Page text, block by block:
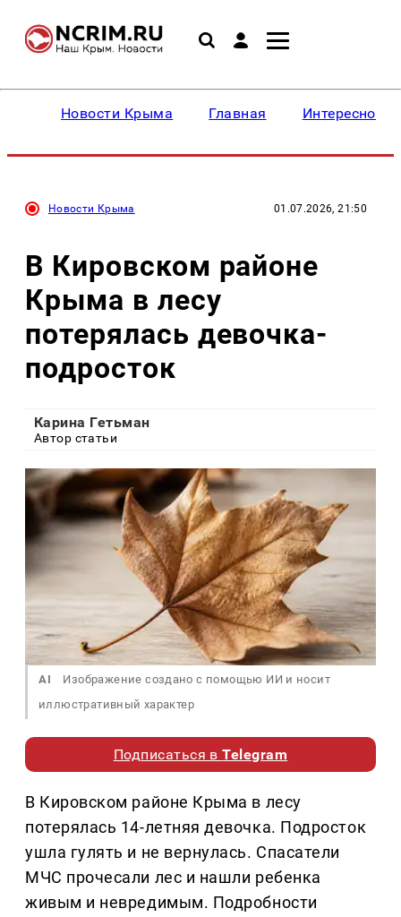
Новости Крыма Главная Интересное
Новости Крыма 01.07.2026, 21:50
В Кировском районе
Крыма в лесу
потерялась девочка-
подросток
Карина Гетьман
Автор статьи
AI
Изображение создано с помощью ИИ и носит
иллюстративный характер
Подписаться вTelegram
В Кировском районе Крыма в лесу
потерялась 14-летняя девочка. Подросток
ушла гулять и не вернулась. Спасатели
МЧС прочесали лес и нашли ребенка
живым и невредимым. Подробности